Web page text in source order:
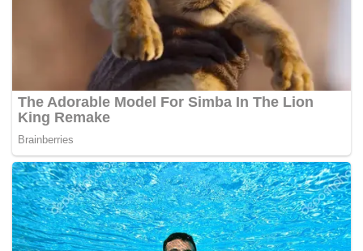
bandar Slavutych Loji nuklear Chernobyl Rusia